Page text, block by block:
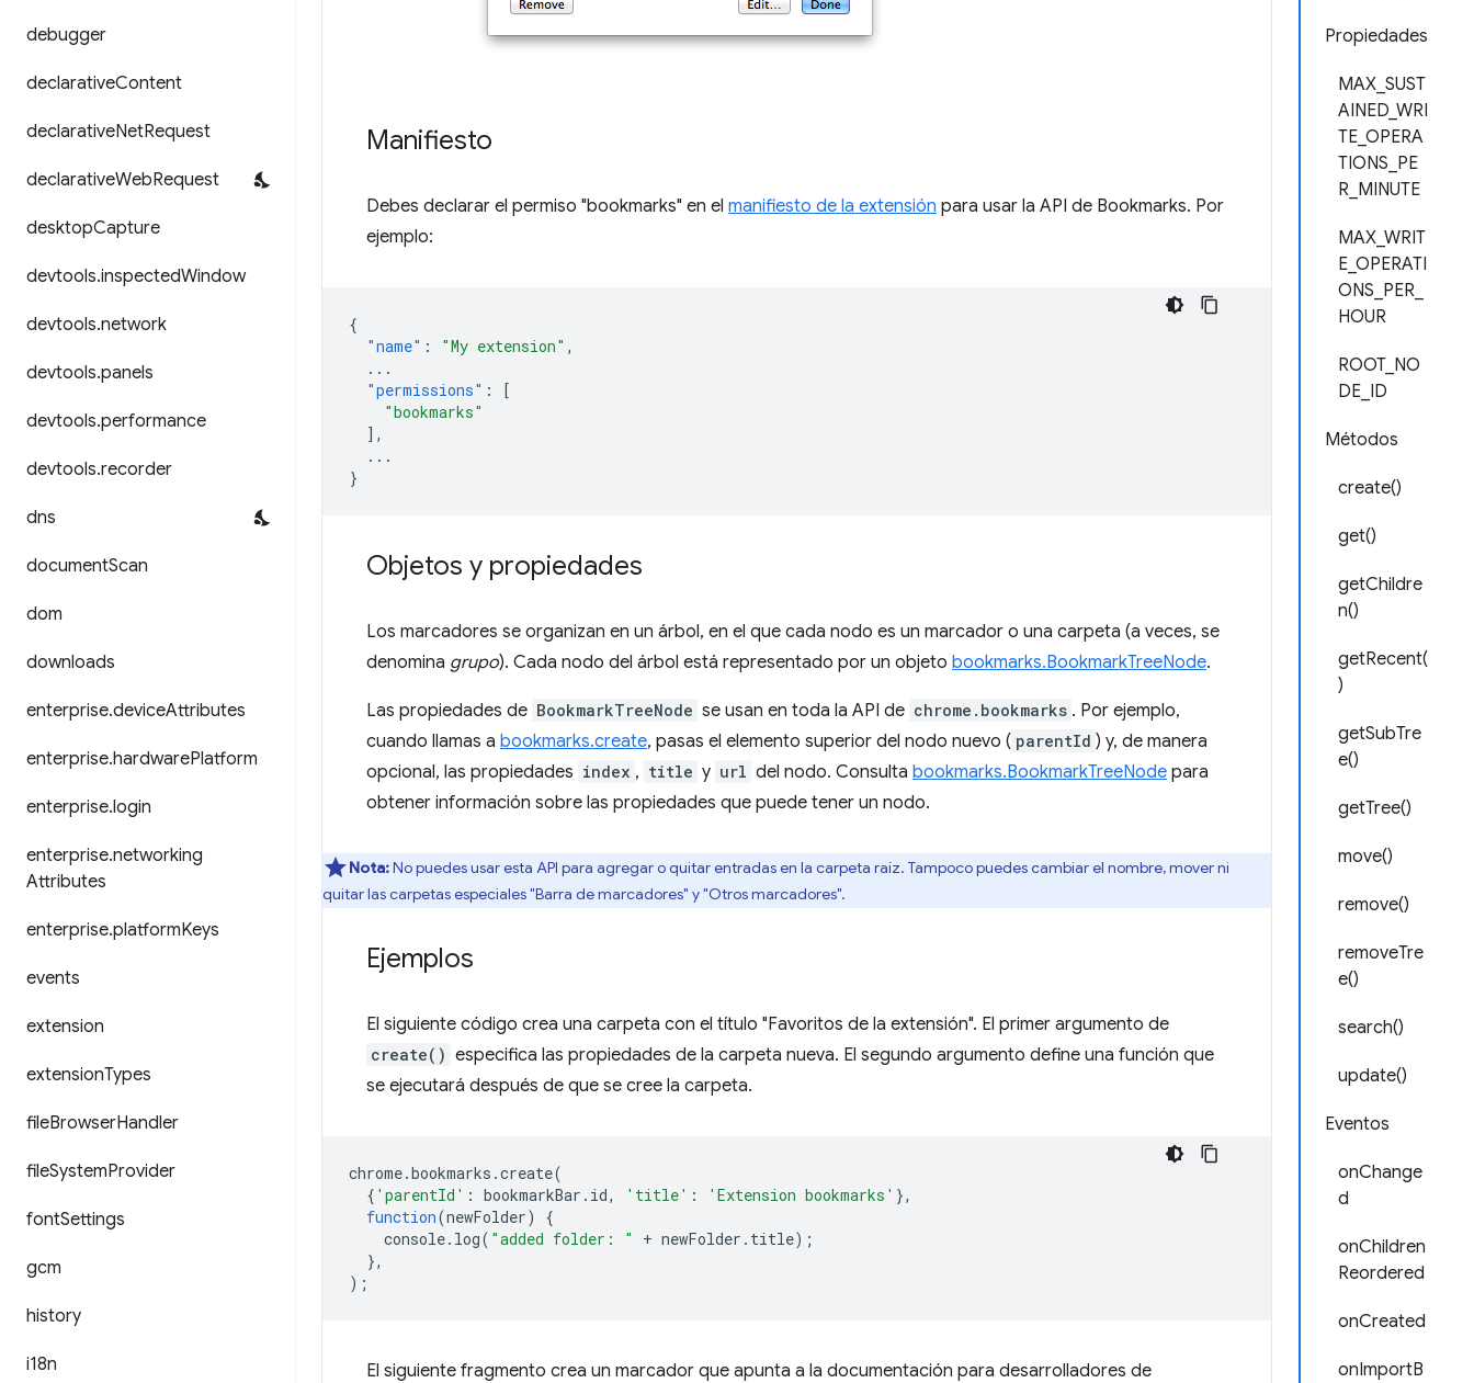
debugger
declarativeContent
declarativeNetRequest
declarativeWebRequest
desktopCapture
devtools.inspectedWindow
devtools.network
devtools.panels
devtools.performance
devtools.recorder
dns
documentScan
dom
downloads
enterprise.deviceAttributes
enterprise.hardwarePlatform
enterprise.login
enterprise.networking
Attributes
enterprise.platformKeys
events
extension
extensionTypes
fileBrowserHandler
fileSystemProvider
fontSettings
gcm
history
i18n
Propiedades
MAX_SUST
AINED_WRI
TE_OPERA
TIONS_PE
R_MINUTE
MAX_WRIT
E_OPERATI
ONS_PER_
HOUR
ROOT_NO
DE_ID
Métodos
create()
get()
getChildre
n()
getRecent(
)
getSubTre
e()
getTree()
move()
remove()
removeTre
e()
search()
update()
Eventos
onChange
d
onChildren
Reordered
onCreated
onImportB
Manifiesto
Debes declarar el permiso "bookmarks" en el manifiesto de la extensión para usar la API de Bookmarks. Por
ejemplo:
{
"name" : "My extension" ,
...
"permissions" :
[
"bookmarks"
],
...
}
Objetos y propiedades
Los marcadores se organizan en un árbol, en el que cada nodo es un marcador o una carpeta (a veces, se
denomina grupo). Cada nodo del árbol está representado por un objeto bookmarks.BookmarkTreeNode.
Las propiedades de BookmarkTreeNode se usan en toda la API de chrome.bookmarks . Por ejemplo,
cuando llamas a bookmarks.create, pasas el elemento superior del nodo nuevo ( parentId ) y, de manera
opcional, las propiedades index , title y url del nodo. Consulta bookmarks.BookmarkTreeNode para
obtener información sobre las propiedades que puede tener un nodo.
Nota:No puedes usar esta API para agregar o quitar entradas en la carpeta raíz. Tampoco puedes cambiar el nombre, mover ni
quitar las carpetas especiales "Barra de marcadores" y "Otros marcadores".
Ejemplos
El siguiente código crea una carpeta con el título "Favoritos de la extensión". El primer argumento de
create() especifica las propiedades de la carpeta nueva. El segundo argumento define una función que
se ejecutará después de que se cree la carpeta.
chrome.bookmarks .create(
{ 'parentId' : bookmarkBar . id, 'title' : 'Extension bookmarks' },
function(newFolder)
{
console. log( "added folder: " + newFolder . title);
},
);
El siguiente fragmento crea un marcador que apunta a la documentación para desarrolladores de